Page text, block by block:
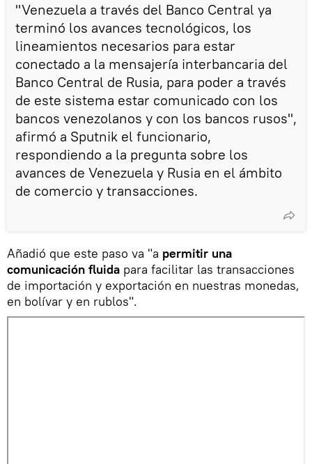
"Venezuela a través del Banco Central ya
terminó los avances tecnológicos, los
lineamientos necesarios para estar
conectado a la mensajería interbancaria del
Banco Central de Rusia, para poder a través
de este sistema estar comunicado con los
bancos venezolanos y con los bancos rusos",
afirmó a Sputnik el funcionario,
respondiendo a la pregunta sobre los
avances de Venezuela y Rusia en el ámbito
de comercio y transacciones.
Añadió que este paso va "a permitir una
comunicación fluida para facilitar las transacciones
de importación y exportación en nuestras monedas,
en bolívar y en rublos".